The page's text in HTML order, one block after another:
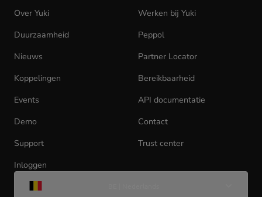
Over Yuki Werken bij Yuki
Duurzaamheid
Peppol
Nieuws
Partner Locator
Koppelingen
Bereikbaarheid
Events
API documentatie
Demo
Contact
Support
Trust center
Inloggen